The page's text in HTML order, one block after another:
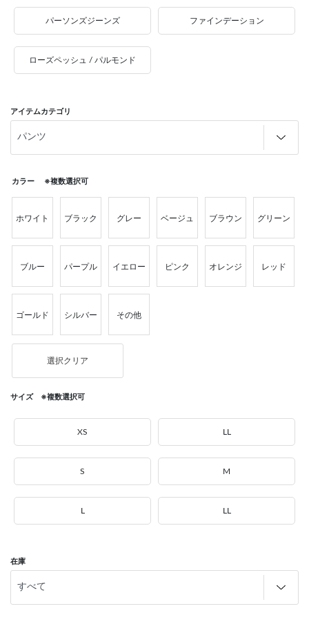
パーソンズジーンズ ファインデーション
ローズペッシュ / パルモンド
アイテムカテゴリ
カラー ※複数選択可
ホワイト ブラック グレー ベージュ ブラウン グリーン
ブルー パープル イエロー ピンク オレンジ レッド
ゴールド シルバー その他
選択クリア
サイズ ※複数選択可
XS LL
S M
L LL
在庫